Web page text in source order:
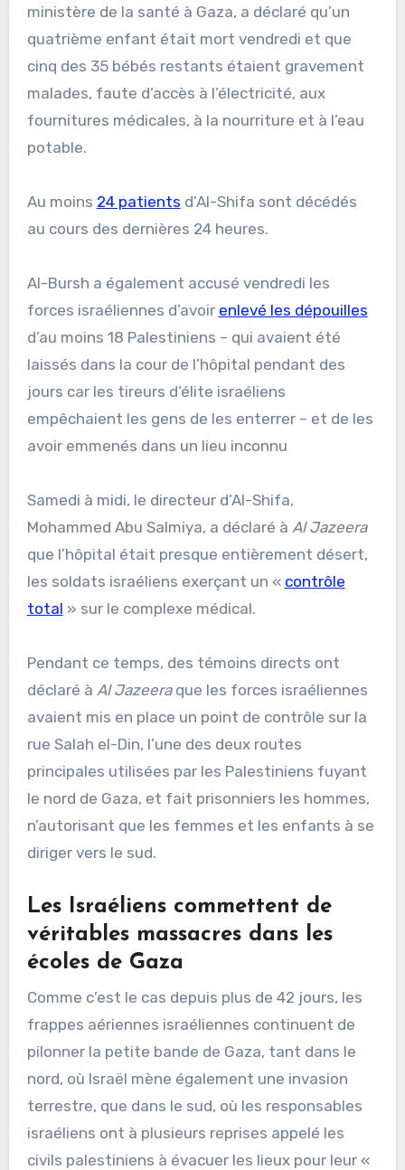
ministère de la santé à Gaza, a déclaré qu’un
quatrième enfant était mort vendredi et que
cinq des 35 bébés restants étaient gravement
malades, faute d’accès à l’électricité, aux
fournitures médicales, à la nourriture et à l’eau
potable.
Au moins 24 patients d’Al-Shifa sont décédés
au cours des dernières 24 heures.
Al-Bursh a également accusé vendredi les
forces israéliennes d’avoir enlevé les dépouilles
d’au moins 18 Palestiniens – qui avaient été
laissés dans la cour de l’hôpital pendant des
jours car les tireurs d’élite israéliens
empêchaient les gens de les enterrer – et de les
avoir emmenés dans un lieu inconnu
Samedi à midi, le directeur d’Al-Shifa,
Mohammed Abu Salmiya, a déclaré à Al Jazeera
que l’hôpital était presque entièrement désert,
les soldats israéliens exerçant un « contrôle
total » sur le complexe médical.
Pendant ce temps, des témoins directs ont
déclaré à Al Jazeeraque les forces israéliennes
avaient mis en place un point de contrôle sur la
rue Salah el-Din, l’une des deux routes
principales utilisées par les Palestiniens fuyant
le nord de Gaza, et fait prisonniers les hommes,
n’autorisant que les femmes et les enfants à se
diriger vers le sud.
Les Israéliens commettent de
véritables massacres dans les
écoles de Gaza
Comme c’est le cas depuis plus de 42 jours, les
frappes aériennes israéliennes continuent de
pilonner la petite bande de Gaza, tant dans le
nord, où Israël mène également une invasion
terrestre, que dans le sud, où les responsables
israéliens ont à plusieurs reprises appelé les
civils palestiniens à évacuer les lieux pour leur «